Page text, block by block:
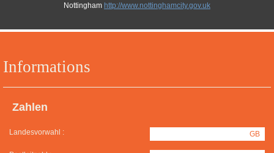
Informations
Zahlen
Landesvorwahl : GB
Nottingham http://www.nottinghamcity.gov.uk